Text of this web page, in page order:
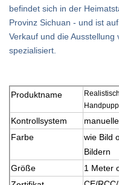
befindet sich in der
Provinz Sichuan - und ist
Verkauf und die Ausstellung
spezialisiert.
Produktname
Kontrollsystem
Farbe
wie Bild
Bildern
Größe
1 Meter